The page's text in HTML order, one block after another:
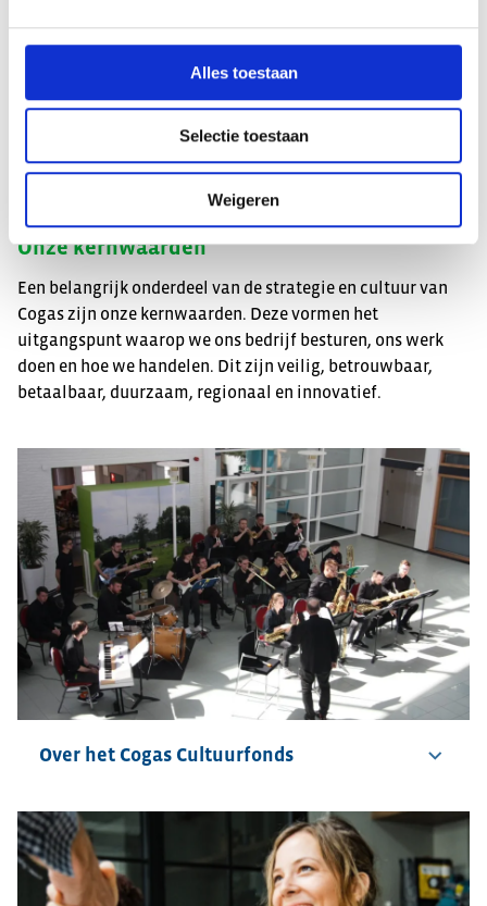
Alles toestaan
Selectie toestaan
Weigeren
“Cogas wil het duurzame netwerkbedrijf zijn dat zich
vanuit haar maatschappelijke rol en regionale
positionering actief richt op zowel excellent netbeheer als
het versnellen van de energietransitie in haar regio.”
Onze kernwaarden
Een belangrijk onderdeel van de strategie en cultuur van
Cogas zijn onze kernwaarden. Deze vormen het
uitgangspunt waarop we ons bedrijf besturen, ons werk
doen en hoe we handelen. Dit zijn veilig, betrouwbaar,
betaalbaar, duurzaam, regionaal en innovatief.
Over het Cogas Cultuurfonds